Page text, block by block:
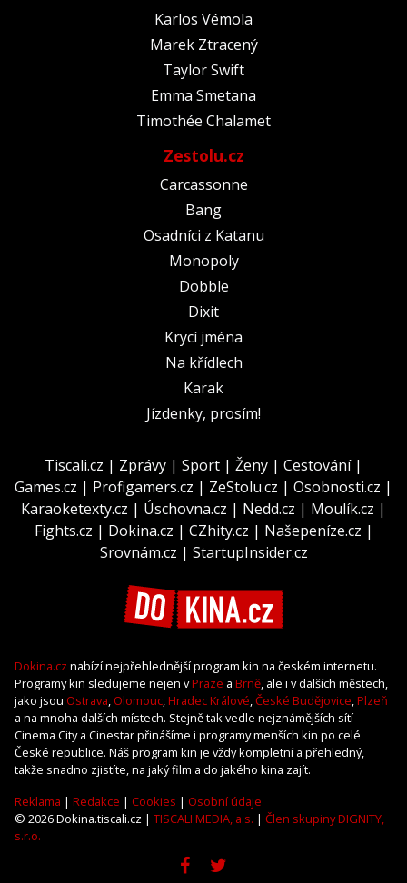
Karlos Vémola
Marek Ztracený
Taylor Swift
Emma Smetana
Timothée Chalamet
Zestolu.cz
Carcassonne
Bang
Osadníci z Katanu
Monopoly
Dobble
Dixit
Krycí jména
Na křídlech
Karak
Jízdenky, prosím!
Tiscali.cz | Zprávy | Sport | Ženy | Cestování|
Games.cz | Profigamers.cz | ZeStolu.cz | Osobnosti.cz |
Karaoketexty.cz | Úschovna.cz | Nedd.cz | Moulík.cz |
Fights.cz | Dokina.cz | CZhity.cz | Našepeníze.cz |
Srovnám.cz | StartupInsider.cz
Dokina.cz nabízí nejpřehlednější program kin na českém internetu.
Programy kin sledujeme nejen vPraze a Brně, ale i v dalších městech,
jako jsou Ostrava, Olomouc,Hradec Králové,České Budějovice,Plzeň
a na mnoha dalších místech. Stejně tak vedle nejznámějších sítí
Cinema City a Cinestar přinášíme i programy menších kin po celé
České republice. Náš program kin je vždy kompletní a přehledný,
takže snadno zjistíte, na jaký film a do jakého kina zajít.
Reklama | Redakce | Cookies | Osobní údaje
© 2026 Dokina.tiscali.cz | TISCALI MEDIA, a.s. | Člen skupiny DIGNITY,
s.r.o.